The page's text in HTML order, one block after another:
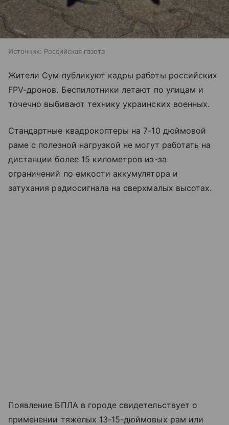
Источник: Российская газета
Жители Сум публикуют кадры работы российских
FPV-дронов. Беспилотники летают по улицам и
точечно выбивают технику украинских военных.
Стандартные квадрокоптеры на 7-10 дюймовой
раме с полезной нагрузкой не могут работать на
дистанции более 15 километров из-за
ограничений по емкости аккумулятора и
затухания радиосигнала на сверхмалых высотах.
Появление БПЛА в городе свидетельствует о
применении тяжелых 13-15-дюймовых рам или